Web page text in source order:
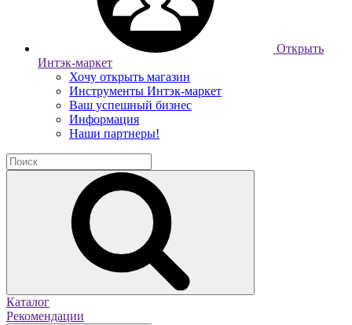
Открыть
Интэк-маркет
Хочу открыть магазин
Инструменты Интэк-маркет
Ваш успешный бизнес
Информация
Наши партнеры!
Каталог
Рекомендации